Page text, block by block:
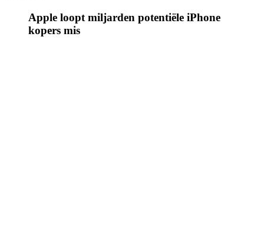
Apple loopt miljarden potentiële iPhone
kopers mis